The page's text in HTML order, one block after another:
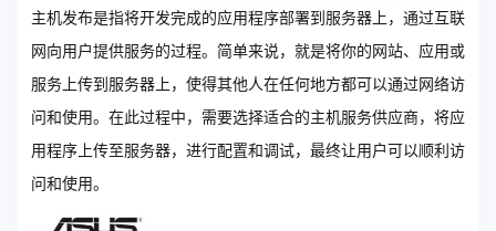
主机发布是指将开发完成的应用程序部署到服务器上，通过互联
网向用户提供服务的过程。简单来说，就是将你的网站、应用或
服务上传到服务器上，使得其他人在任何地方都可以通过网络访
问和使用。在此过程中，需要选择适合的主机服务供应商，将应
用程序上传至服务器，进行配置和调试，最终让用户可以顺利访
问和使用。